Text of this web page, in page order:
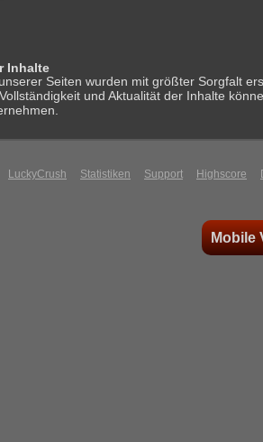
Inhalte
Seiten wurden mit größter Sorgfalt
und Aktualität der Inhalte
LuckyCrush Statistiken Support Highscore
Mobile